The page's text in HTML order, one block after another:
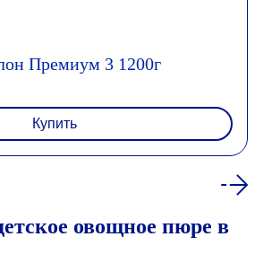
Премиум 3 1200г
Купить
овощное пюре в